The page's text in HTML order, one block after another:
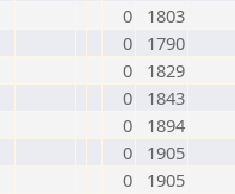
0
1803
0
1790
0
1829
0
1843
0
1894
0
1905
0
1905